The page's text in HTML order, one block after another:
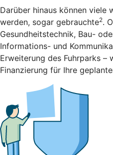
Darüber hinaus können viele
werden, sogar gebrauchte2.
Gesundheitstechnik, Bau-
Informations- und
Erweiterung des Fuhrparks –
Finanzierung für Ihre